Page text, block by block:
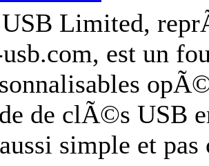
Limited,
est un
de clÃ©s USB
simple et pas